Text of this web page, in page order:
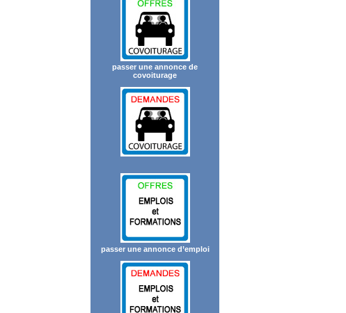
passer une annonce de
covoiturage
passer une annonce d’emploi